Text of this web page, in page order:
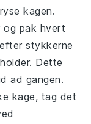
kagen.
og pak hvert
stykkerne
Dette
ad gangen.
kage, tag det